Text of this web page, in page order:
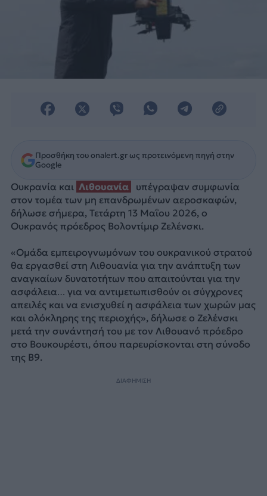
Προσθήκη του onalert.gr ως προτεινόμενη πηγή στην
Google
Ουκρανία και Λιθουανία
υπέγραψαν συμφωνία
στον τομέα των μη επανδρωμένων αεροσκαφών,
δήλωσε σήμερα, Τετάρτη 13 Μαΐου 2026, ο
Ουκρανός πρόεδρος Βολοντίμιρ Ζελένσκι.
«Ομάδα εμπειρογνωμόνων του ουκρανικού στρατού
θα εργασθεί στη Λιθουανία για την ανάπτυξη των
αναγκαίων δυνατοτήτων που απαιτούνται για την
ασφάλεια… για να αντιμετωπισθούν οι σύγχρονες
απειλές και να ενισχυθεί η ασφάλεια των χωρών μας
και ολόκληρης της περιοχής», δήλωσε ο Ζελένσκι
μετά την συνάντησή του με τον Λιθουανό πρόεδρο
στο Βουκουρέστι, όπου παρευρίσκονται στη σύνοδο
της Β9.
ΔΙΑΦΗΜΙΣΗ